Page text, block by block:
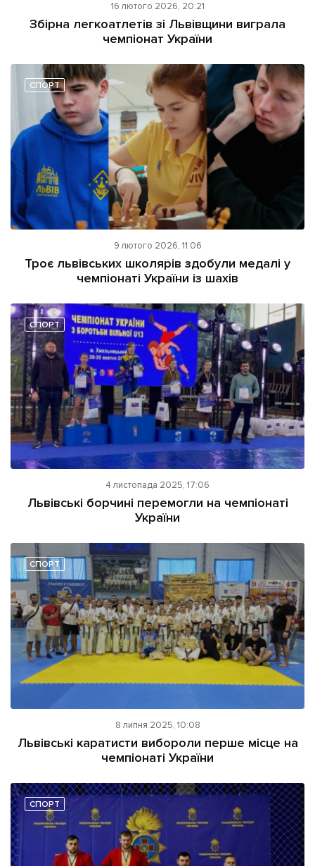
16 лютого 2026, 20:21
Збірна легкоатлетів зі Львівщини виграла
чемпіонат України
СПОРТ
9 лютого 2026, 11:06
Троє львівських школярів здобули медалі у
чемпіонаті України із шахів
СПОРТ
4 листопада 2025, 17:06
Львівські борчині перемогли на чемпіонаті
України
СПОРТ
8 липня 2025, 10:08
Львівські каратисти вибороли перше місце на
чемпіонаті України
СПОРТ